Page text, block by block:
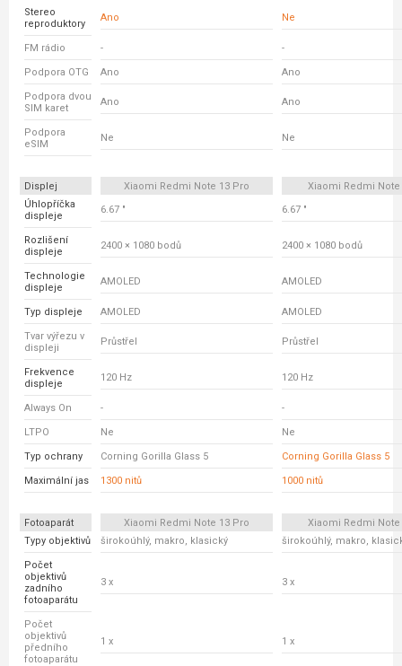
Stereo
reproduktory
Ano Ne
FM rádio - -
Podpora OTG Ano Ano
Podpora dvou
SIM karet
Ano Ano
Podpora
eSIM
Ne Ne
Displej Xiaomi Redmi Note 13 Pro
Xiaomi Redmi Note
Úhlopříčka
displeje
6.67 " 6.67 "
Rozlišení
displeje
2400 × 1080 bodů 2400 × 1080 bodů
Technologie
displeje
AMOLED AMOLED
Typ displeje AMOLED AMOLED
Tvar výřezu v
displeji
Průstřel Průstřel
Frekvence
displeje
120 Hz 120 Hz
Always On - -
LTPO Ne Ne
Typ ochrany Corning Gorilla Glass 5 Corning Gorilla Glass 5
Maximální jas 1300 nitů 1000 nitů
Fotoaparát Xiaomi Redmi Note 13 Pro
Xiaomi Redmi Note
Typy objektivů
širokoúhlý, makro, klasický širokoúhlý, makro,
Počet
objektivů
zadního
fotoaparátu
3 x 3 x
Počet
objektivů
předního
fotoaparátu
1 x 1 x